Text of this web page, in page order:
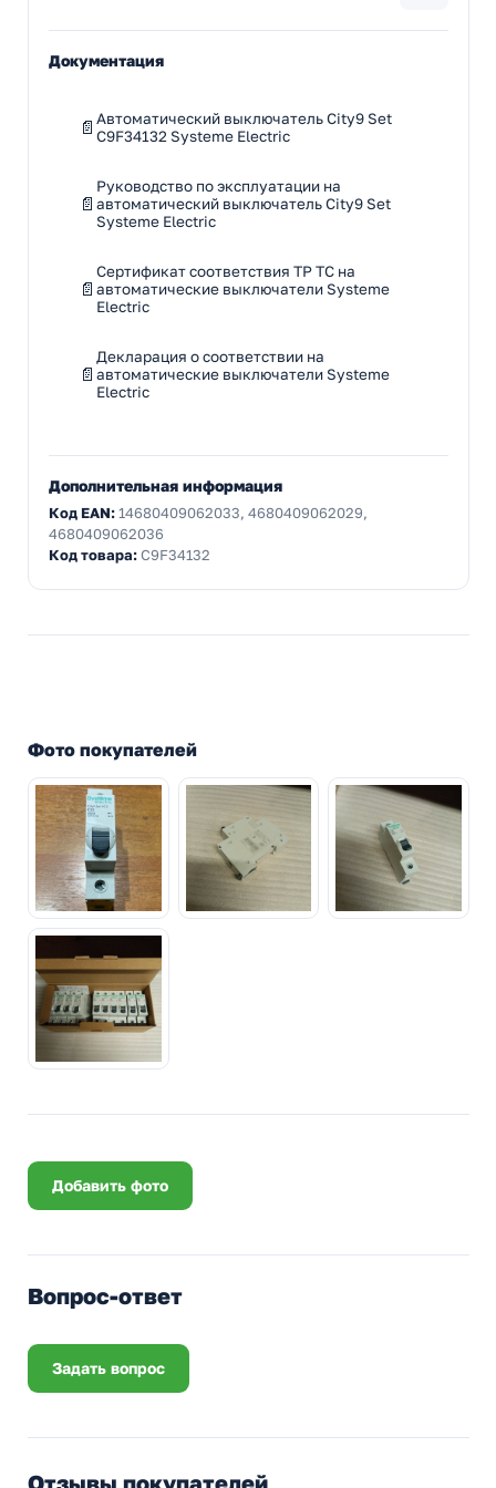
Документация
Автоматический выключатель City9 Set
C9F34132 Systeme Electric
Руководство по эксплуатации на
автоматический выключатель City9 Set
Systeme Electric
Сертификат соответствия ТР ТС на
автоматические выключатели Systeme
Electric
Декларация о соответствии на
автоматические выключатели Systeme
Electric
Дополнительная информация
Код EAN:14680409062033, 4680409062029,
4680409062036
Код товара:C9F34132
Фото покупателей
Добавить фото
Вопрос-ответ
Задать вопрос
Отзывы покупателей